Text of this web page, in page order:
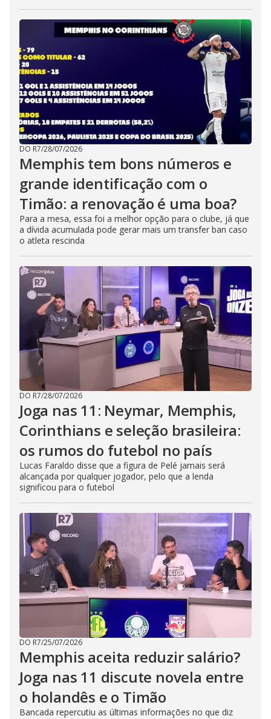
DO R7/28/07/2026
Memphis tem bons números e
grande identificação com o
Timão: a renovação é uma boa?
Para a mesa, essa foi a melhor opção para o clube, já que
a dívida acumulada pode gerar mais um transfer ban caso
o atleta rescinda
DO R7/28/07/2026
Joga nas 11: Neymar, Memphis,
Corinthians e seleção brasileira:
os rumos do futebol no país
Lucas Faraldo disse que a figura de Pelé jamais será
alcançada por qualquer jogador, pelo que a lenda
significou para o futebol
DO R7/25/07/2026
Memphis aceita reduzir salário?
Joga nas 11 discute novela entre
o holandês e o Timão
Bancada repercutiu as últimas informações no que diz